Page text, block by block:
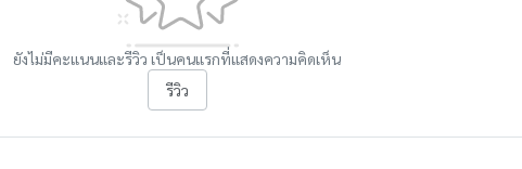
ยังไม่มีคะแนนและรีวิว เป็นคนแรกที่แสดงความคิดเห็น
รีวิว